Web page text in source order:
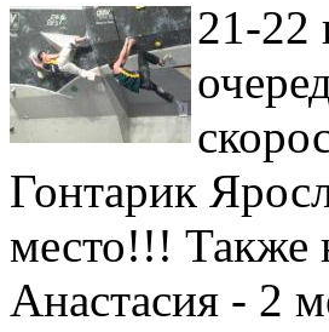
21-22
Гонтарик
место!!! Также
Анастасия - 2